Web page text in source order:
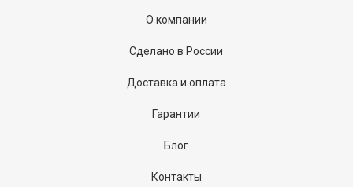
О компании
Сделано в России
Доставка и оплата
Гарантии
Блог
Контакты